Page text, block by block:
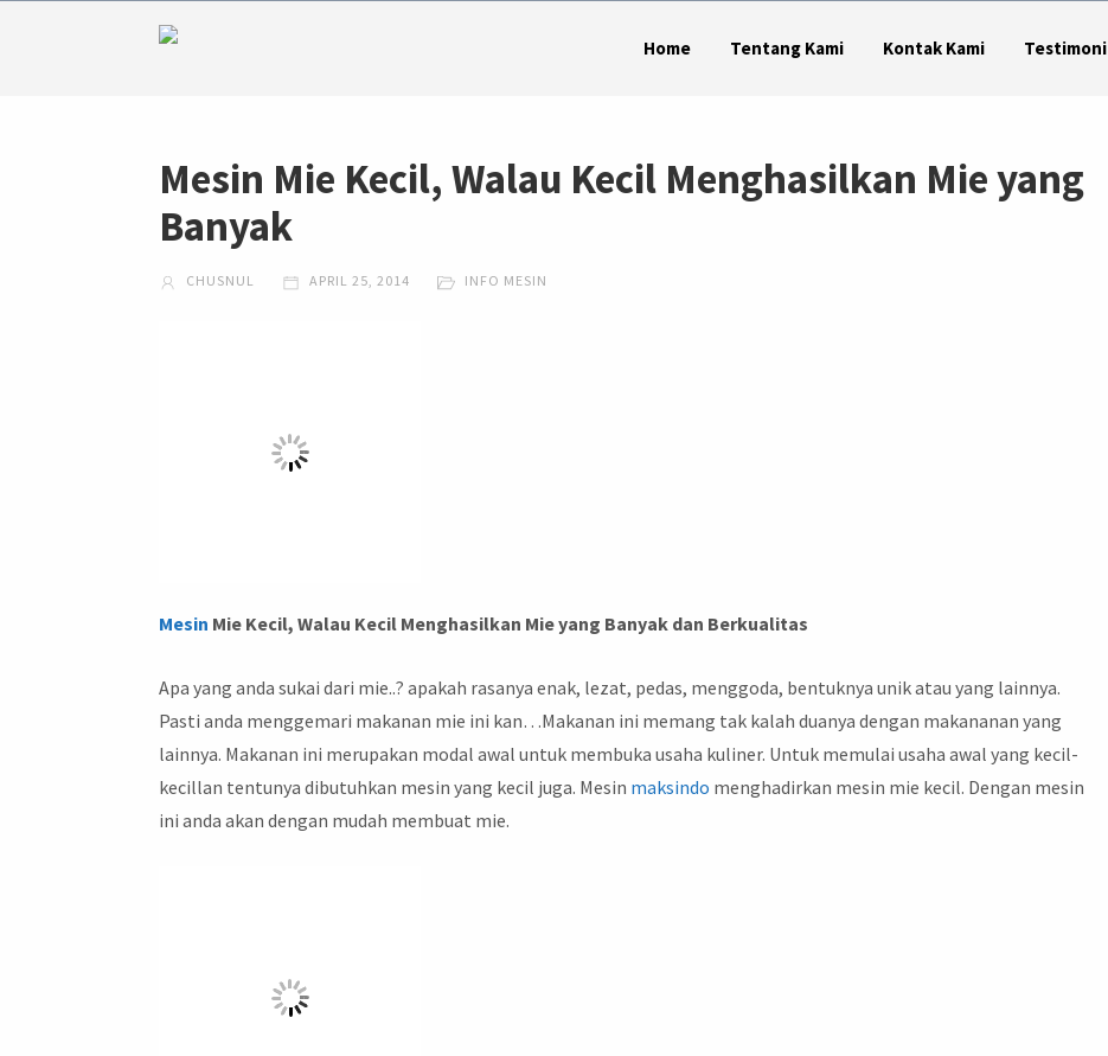
Home Tentang Kami Kontak Kami Testimoni
Mesin Mie Kecil, Walau Kecil Menghasilkan Mie yang
Banyak
CHUSNUL APRIL 25, 2014 INFO MESIN
Mesin Mie Kecil, Walau Kecil Menghasilkan Mie yang Banyak dan Berkualitas
Apa yang anda sukai dari mie..? apakah rasanya enak, lezat, pedas, menggoda, bentuknya unik atau yang lainnya.
Pasti anda menggemari makanan mie ini kan…Makanan ini memang tak kalah duanya dengan makananan yang
lainnya. Makanan ini merupakan modal awal untuk membuka usaha kuliner. Untuk memulai usaha awal yang kecil-
kecillan tentunya dibutuhkan mesin yang kecil juga. Mesin maksindo menghadirkan mesin mie kecil. Dengan mesin
ini anda akan dengan mudah membuat mie.